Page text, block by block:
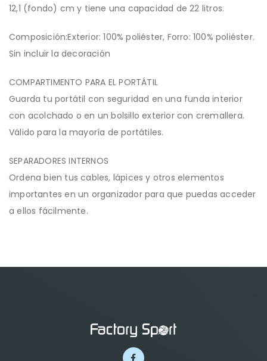
12,1 (fondo) cm y tiene una capacidad de 22 litros.
Composición:Exterior: 100% poliéster, Forro: 100% poliéster.
Sin incluir la decoración
COMPARTIMENTO PARA EL PORTÁTIL
Guarda tu portátil con seguridad en una funda interior
con acolchado o en un bolsillo exterior con cremallera.
Válido para la mayoría de portátiles.
SEPARADORES INTERNOS
Ordena bien tus cables, lápices y otros elementos
importantes en un organizador para que puedas acceder
a ellos fácilmente.